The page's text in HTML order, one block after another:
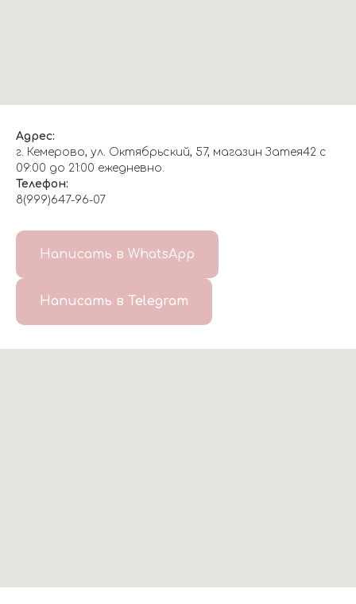
Адрес:
г. Кемерово, ул. Октябрьский, 57, магазин Затея42 с
09:00 до 21:00 ежедневно.
Телефон:
8(999)647-96-07
Написать в WhatsApp
Написать в Telegram